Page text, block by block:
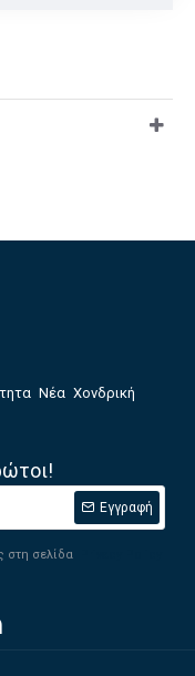
Νέα Χονδρική
Εγγραφή
στη σελίδα